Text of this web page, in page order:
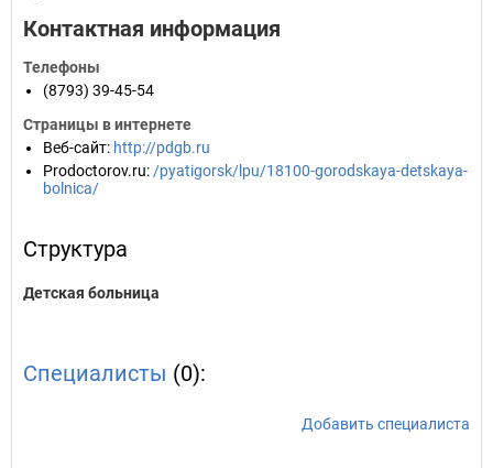
Контактная информация
Телефоны
(8793) 39-45-54
Страницы в интернете
Веб-сайт: http://pdgb.ru
Prodoctorov.ru: /pyatigorsk/lpu/18100-gorodskaya-detskaya-
bolnica/
Структура
Детская больница
Специалисты (0):
Добавить специалиста